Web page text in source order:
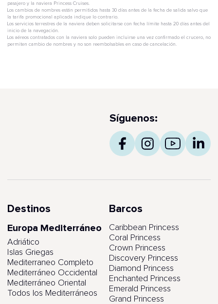
pasajero y la naviera Princess Cruises.
Los cambios de nombres están permitidos hasta 30 días antes de la fecha de salida salvo que
la tarifa promocional aplicada indique lo contrario.
Los servicios terrestres de la naviera deben solicitarse con fecha límite hasta 20 días antes del
inicio de la navegación.
Los aéreos contratados con la naviera solo pueden incluirse una vez confirmado el crucero, no
permiten cambio de nombres y no son reembolsables en caso de cancelación.
Síguenos:
Destinos
Europa Mediterráneo
Adriático
Islas Griegas
Mediterraneo Completo
Mediterráneo Occidental
Mediterráneo Oriental
Todos los Mediterráneos
Barcos
Caribbean Princess
Coral Princess
Crown Princess
Discovery Princess
Diamond Princess
Enchanted Princess
Emerald Princess
Grand Princess